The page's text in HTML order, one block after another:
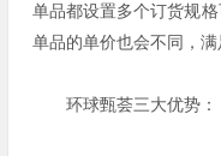
单品都设置多个订货规
单品的单价也会不同，满
环球甄荟三大优势：